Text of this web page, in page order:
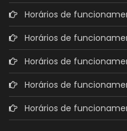
Horários de
Horários de
Horários de
Horários de
Horários de